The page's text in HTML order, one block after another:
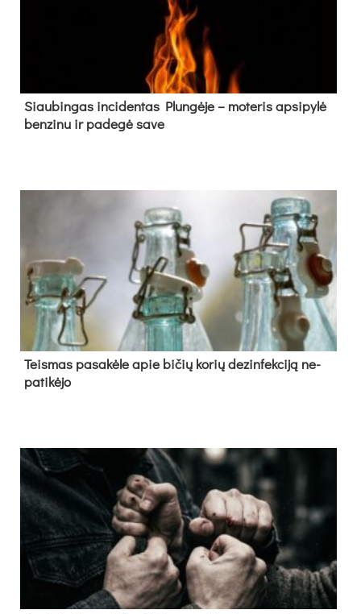
Siau­bin­gas in­ci­den­tas Plun­gė­je – mo­te­ris ap­si­py­lė
ben­zi­nu ir pa­de­gė sa­ve
Teis­mas pa­sa­kė­le apie bi­čių ko­rių de­zin­fek­ci­ją ne­
pa­ti­kė­jo